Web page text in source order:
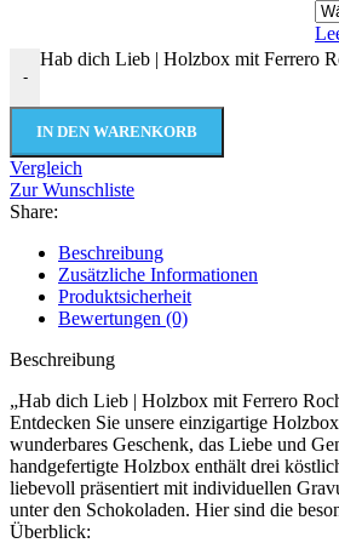
-
Hab dich Lieb | Holzbox mit Ferrero
IN DEN WARENKORB
Vergleich
Zur Wunschliste
Share:
Beschreibung
Zusätzliche Informationen
Produktsicherheit
Bewertungen (0)
Beschreibung
„Hab dich Lieb | Holzbox mit Ferrero
Entdecken Sie unsere einzigartige
wunderbares Geschenk, das Liebe und
handgefertigte Holzbox enthält drei
liebevoll präsentiert mit individuellen
unter den Schokoladen. Hier sind die
Überblick: